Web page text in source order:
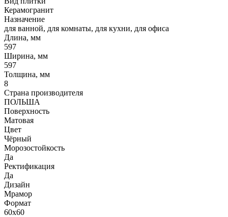
Керамогранит
Назначение
для ванной, для комнаты, для кухни, для офиса
Длина, мм
597
Ширина, мм
597
Толщина, мм
8
Страна производителя
ПОЛЬША
Поверхность
Матовая
Цвет
Чёрный
Морозостойкость
Да
Ректификация
Да
Дизайн
Мрамор
Формат
60x60